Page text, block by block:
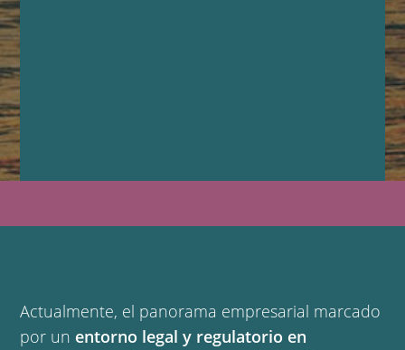
Actualmente, el panorama empresarial marcado
por un entorno legal y regulatorio en